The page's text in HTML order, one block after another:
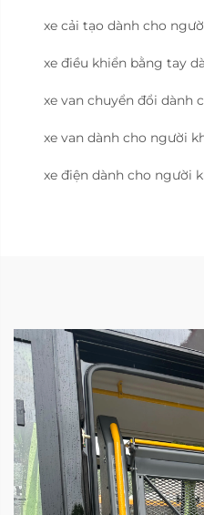
xe cải tạo dành cho
xe điều khiển bằng tay
xe van chuyển đổi dành
xe van dành cho người
xe điện dành cho người